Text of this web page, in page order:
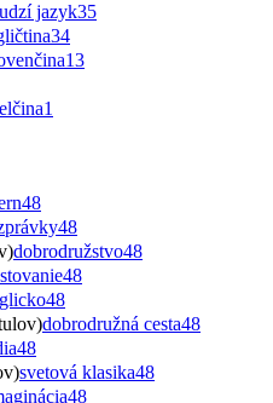
jazyk35
34
13
1
48
48
dobrodružstvo48
48
48
dobrodružná cesta48
48
svetová klasika48
48